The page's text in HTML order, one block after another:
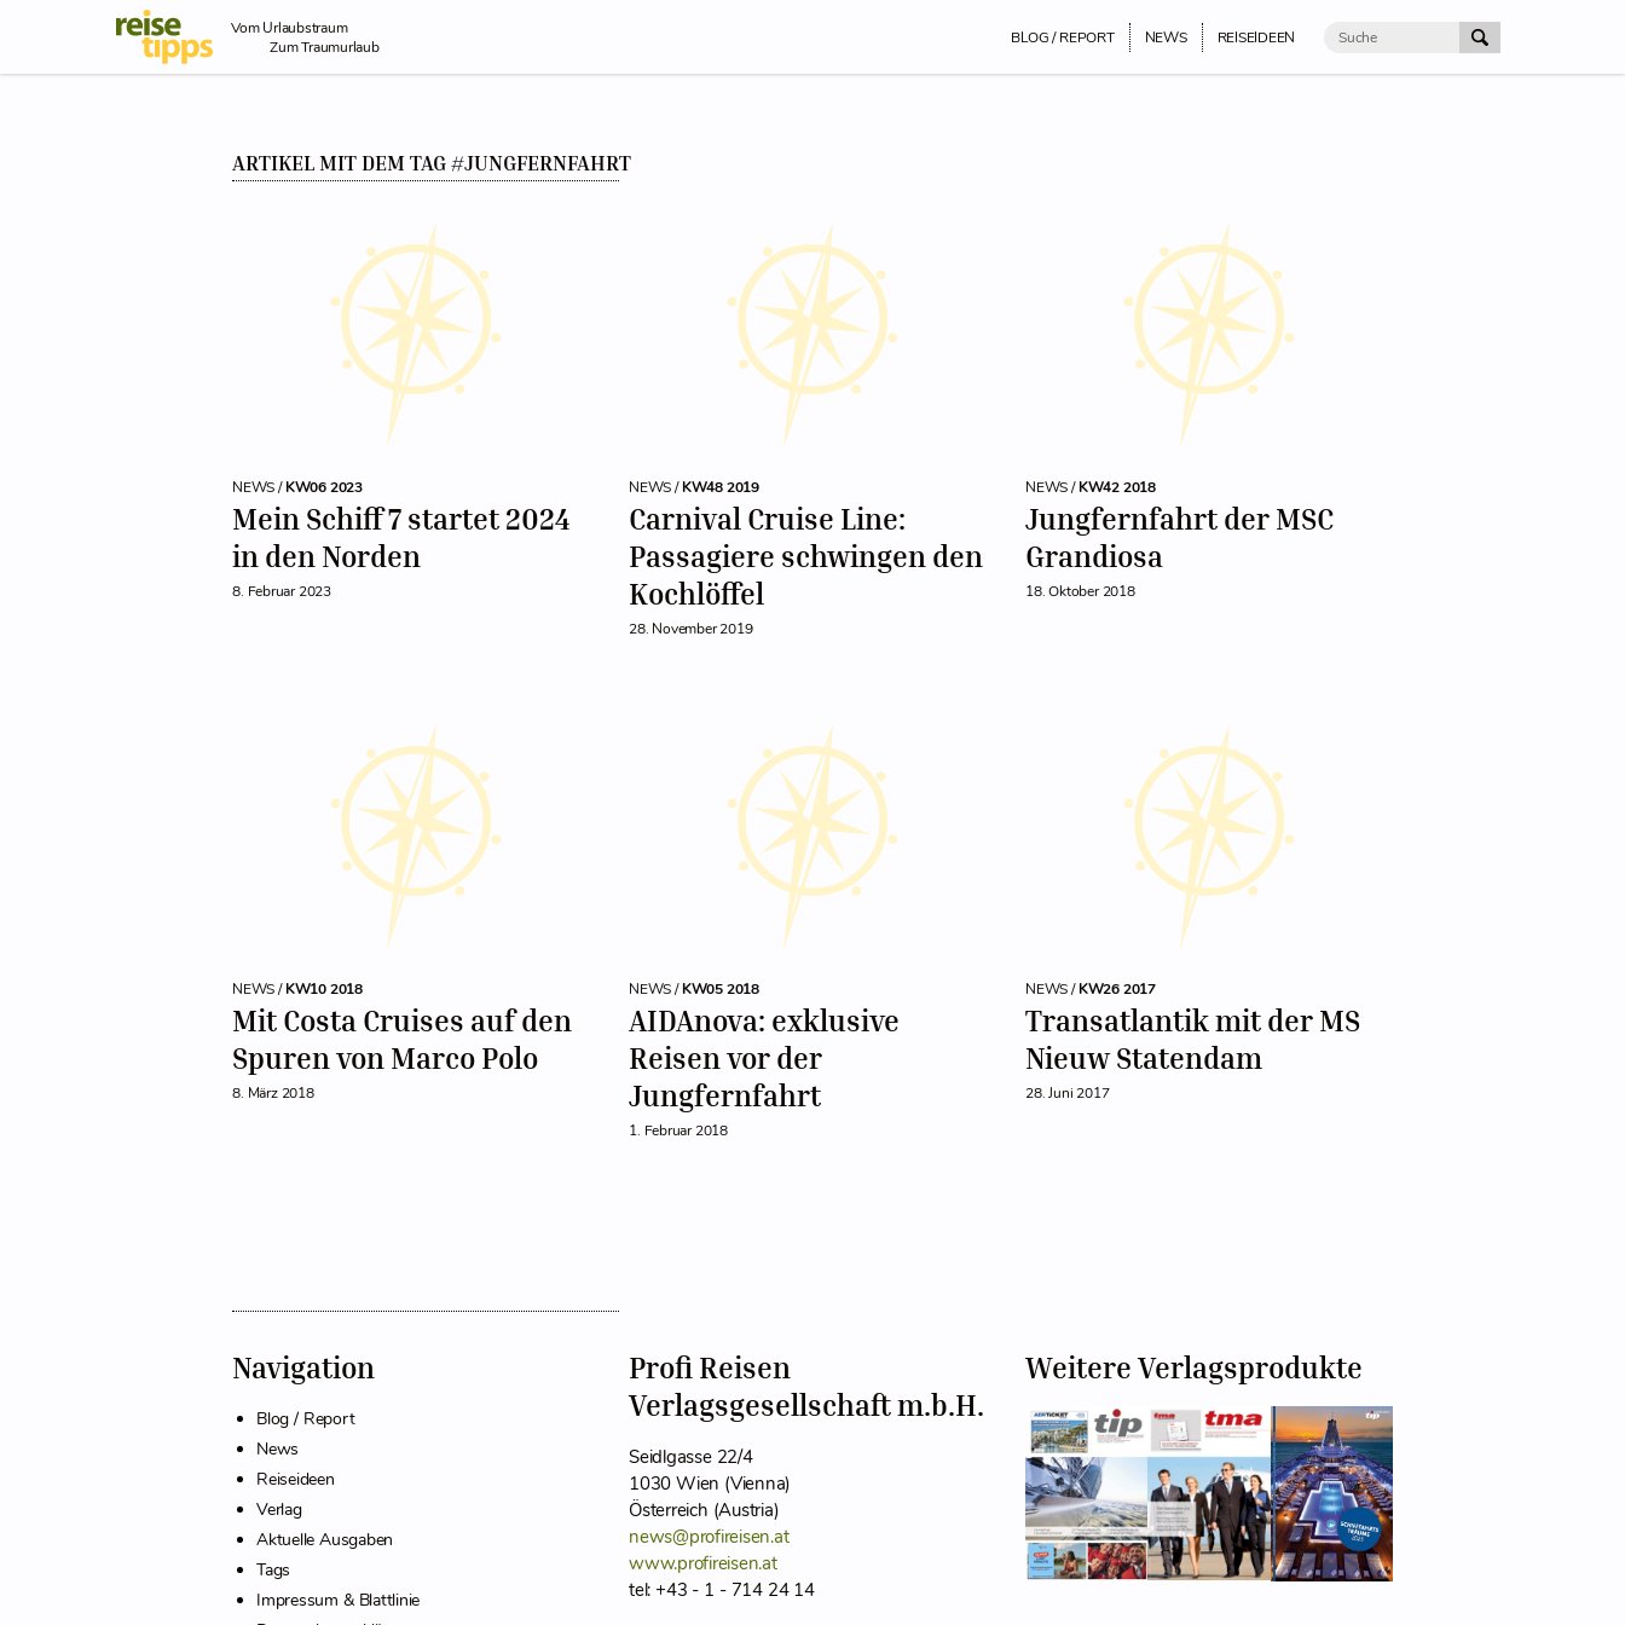
Skip to Content
Vom Urlaubstraum
Zum Traumurlaub
BLOG / REPORT NEWS REISEIDEEN
ARTIKEL MIT DEM TAG #JUNGFERNFAHRT
NEWS /KW06 2023
Mein Schiff 7 startet 2024
in den Norden
8. Februar 2023
NEWS /KW48 2019
Carnival Cruise Line:
Passagiere schwingen den
Kochlöffel
28. November 2019
NEWS /KW42 2018
Jungfernfahrt der MSC
Grandiosa
18. Oktober 2018
NEWS /KW10 2018
Mit Costa Cruises auf den
Spuren von Marco Polo
8. März 2018
NEWS /KW05 2018
AIDAnova: exklusive
Reisen vor der
Jungfernfahrt
1. Februar 2018
NEWS /KW26 2017
Transatlantik mit der MS
Nieuw Statendam
28. Juni 2017
Navigation
Blog / Report
News
Reiseideen
Verlag
Aktuelle Ausgaben
Tags
Impressum & Blattlinie
Profi Reisen
Verlagsgesellschaft m.b.H.
Seidlgasse 22/4
1030 Wien (Vienna)
Österreich (Austria)
news@profireisen.at
www.profireisen.at
tel: +43 - 1 - 714 24 14
Weitere Verlagsprodukte